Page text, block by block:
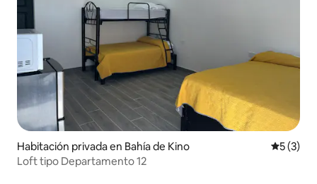
Habitación privada en Bahía de Kino
5 (3)
Loft tipo Departamento 12